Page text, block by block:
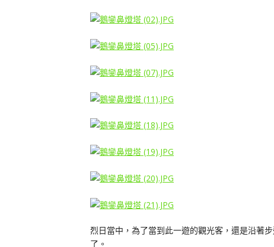
烈日當中，為了當到此一遊的觀光客，還是沿著
了。